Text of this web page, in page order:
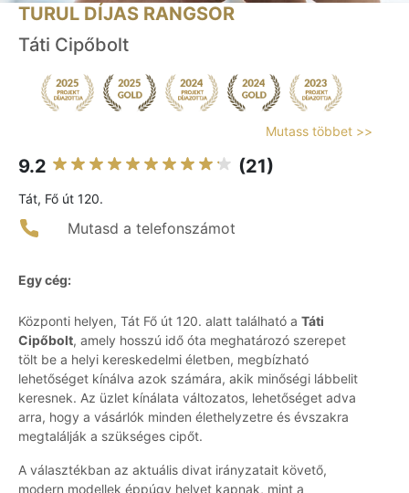
TURUL DÍJAS RANGSOR
Táti Cipőbolt
Mutass többet >>
9.2 (21)
Tát, Fő út 120.
Mutasd a telefonszámot
Egy cég:
Központi helyen, Tát Fő út 120. alatt található a Táti
Cipőbolt, amely hosszú idő óta meghatározó szerepet
tölt be a helyi kereskedelmi életben, megbízható
lehetőséget kínálva azok számára, akik minőségi lábbelit
keresnek. Az üzlet kínálata változatos, lehetőséget adva
arra, hogy a vásárlók minden élethelyzetre és évszakra
megtalálják a szükséges cipőt.
A választékban az aktuális divat irányzatait követő,
modern modellek éppúgy helyet kapnak, mint a